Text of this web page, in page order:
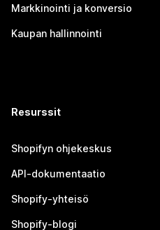
Markkinointi ja konversio
Kaupan hallinnointi
Resurssit
Shopifyn ohjekeskus
API-dokumentaatio
Shopify-yhteisö
Shopify-blogi